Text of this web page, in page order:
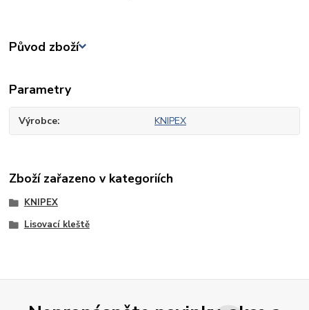
Původ zboží
Parametry
Výrobce KNIPEX
Zboží zařazeno v kategoriích
KNIPEX
Lisovací kleště